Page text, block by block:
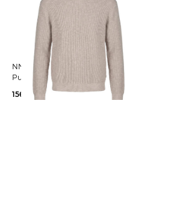
NN07 No Nationality | Herren
Pullover RUSSEL
156,85 €
160,00 €